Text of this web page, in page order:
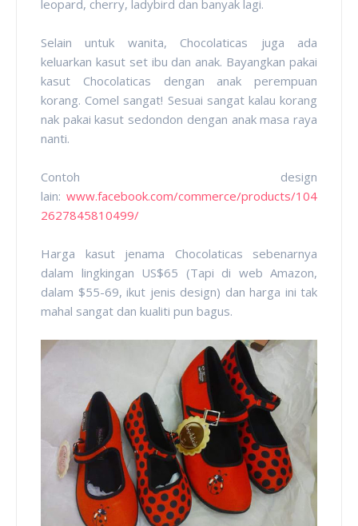
leopard, cherry, ladybird dan banyak lagi.
Selain untuk wanita, Chocolaticas juga ada
keluarkan kasut set ibu dan anak. Bayangkan pakai
kasut Chocolaticas dengan anak perempuan
korang. Comel sangat! Sesuai sangat kalau korang
nak pakai kasut sedondon dengan anak masa raya
nanti.
Contoh design
lain: www.facebook.com/commerce/products/104
2627845810499/
Harga kasut jenama Chocolaticas sebenarnya
dalam lingkingan US$65 (Tapi di web Amazon,
dalam $55-69, ikut jenis design) dan harga ini tak
mahal sangat dan kualiti pun bagus.